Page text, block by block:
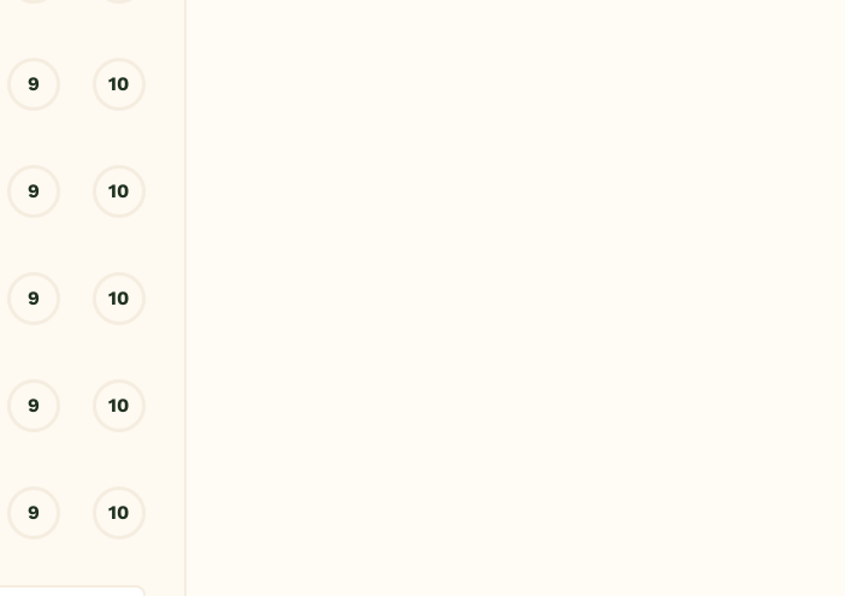
9 10
9 10
9 10
9 10
9 10